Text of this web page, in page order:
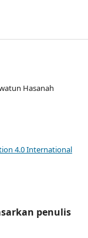
Hasanah
4.0 International
penulis